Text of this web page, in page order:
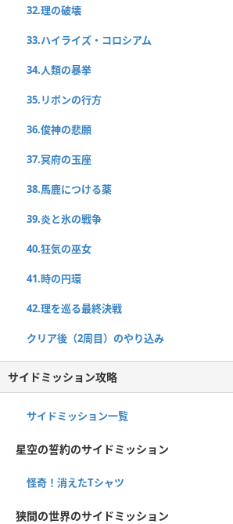
32.理の破壊
33.ハイライズ・コロシアム
34.人類の暴挙
35.リボンの行方
36.俊神の悲願
37.冥府の玉座
38.馬鹿につける薬
39.炎と氷の戦争
40.狂気の巫女
41.時の円環
42.理を巡る最終決戦
クリア後（2周目）のやり込み
サイドミッション攻略
サイドミッション一覧
星空の誓約のサイドミッション
怪奇！消えたTシャツ
狭間の世界のサイドミッション